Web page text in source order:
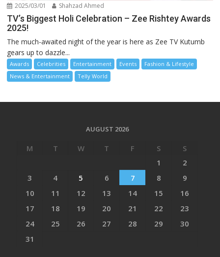
2025/03/01 Shahzad Ahmed
TV’s Biggest Holi Celebration – Zee Rishtey Awards
2025!
The much-awaited night of the year is here as Zee TV Kutumb
gears up to dazzle...
Awards Celebrities Entertainment Events
Fashion & Lifestyle
News & Entertainment
Telly World
AUGUST 2026
M T W T F S
S
1
2
3
4 5 6 7 8
9
10
11 12 13 14 15
16
17
18 19 20 21 22
23
24
25 26 27 28 29
30
31